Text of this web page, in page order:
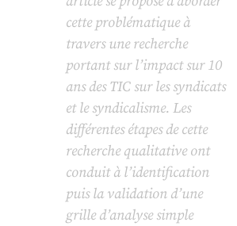
cette problématique à
travers une recherche
portant sur l’impact sur 10
ans des TIC sur les syndicats
et le syndicalisme. Les
différentes étapes de cette
recherche qualitative ont
conduit à l’identification
puis la validation d’une
grille d’analyse simple